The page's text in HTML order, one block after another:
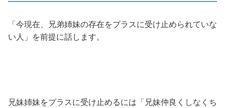
「今現在、兄弟姉妹の存在をプラスに受け止められていな
い人」を前提に話します。
兄妹姉妹をプラスに受け止めるには「兄妹仲良くしなくち